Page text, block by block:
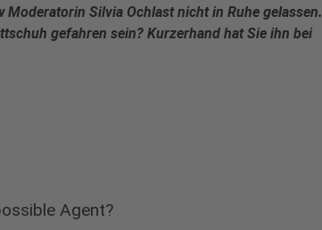
Silvia Ochlast nicht in Ruhe gelassen.
gefahren sein? Kurzerhand hat Sie ihn bei
Agent?